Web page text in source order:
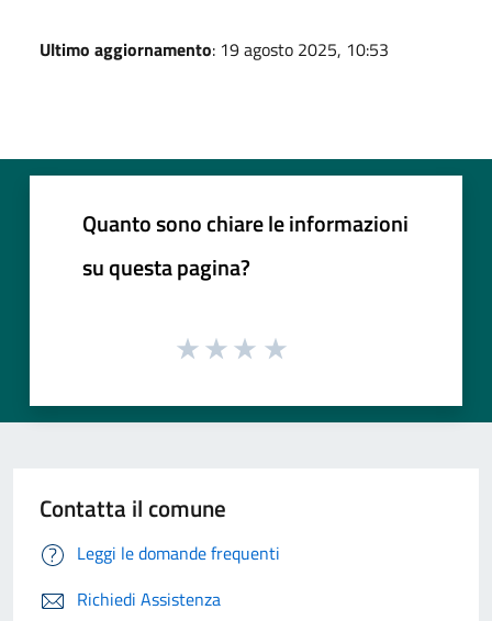
Ultimo aggiornamento: 19 agosto 2025, 10:53
Quanto sono chiare le informazioni
su questa pagina?
Contatta il comune
Leggi le domande frequenti
Richiedi Assistenza